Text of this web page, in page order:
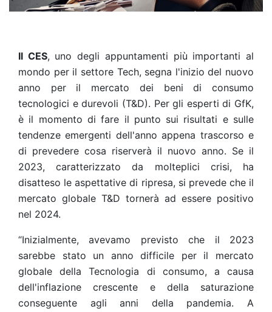
Il CES, uno degli appuntamenti più importanti al
mondo per il settore Tech, segna l'inizio del nuovo
anno per il mercato dei beni di consumo
tecnologici e durevoli (T&D). Per gli esperti di GfK,
è il momento di fare il punto sui risultati e sulle
tendenze emergenti dell'anno appena trascorso e
di prevedere cosa riserverà il nuovo anno. Se il
2023, caratterizzato da molteplici crisi, ha
disatteso le aspettative di ripresa, si prevede che il
mercato globale T&D tornerà ad essere positivo
nel 2024.
“Inizialmente, avevamo previsto che il 2023
sarebbe stato un anno difficile per il mercato
globale della Tecnologia di consumo, a causa
dell'inflazione crescente e della saturazione
conseguente agli anni della pandemia. A